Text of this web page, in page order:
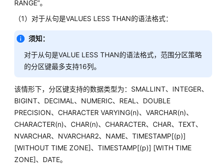
CALL
CONNECTION
CLOSE
CLUSTER
RANGE”。
（1）对于从句是VALUES LESS THAN的语法格式：
须知：
对于从句是VALUE LESS THAN的语法格式，范围分区策略
的分区键最多支持16列。
该情形下，分区键支持的数据类型为：SMALLINT、INTEGER、
BIGINT、DECIMAL、NUMERIC、REAL、DOUBLE
PRECISION、CHARACTER VARYING(n)、VARCHAR(n)、
CHARACTER(n)、CHAR(n)、CHARACTER、CHAR、TEXT、
NVARCHAR、NVARCHAR2、NAME、TIMESTAMP[(p)]
[WITHOUT TIME ZONE]、TIMESTAMP[(p)] [WITH TIME
ZONE]、DATE。